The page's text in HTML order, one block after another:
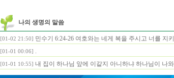
나의 생명의 말씀
[01-02 21:50] 민수기 6:24-26 여호와는 네게 복을 주시고 너를
[01-01 00:06] .
[01-01 10:55] 내 집이 하나님 앞에 이같지 아니하냐 하나님이 나